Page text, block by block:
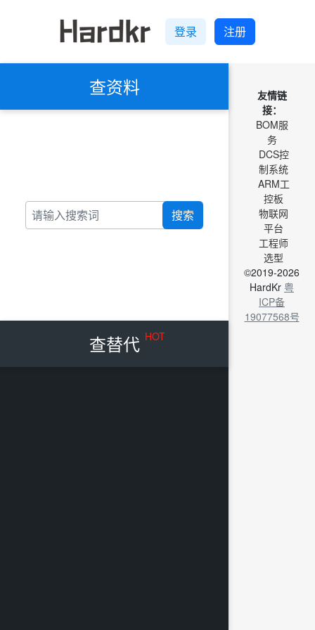
登录 注册
查资料
搜索
查替代 HOT
友情链
接：
BOM服
务
DCS控
制系统
ARM工
控板
物联网
平台
工程师
选型
©2019-2026
HardKr 粤
ICP备
19077568号